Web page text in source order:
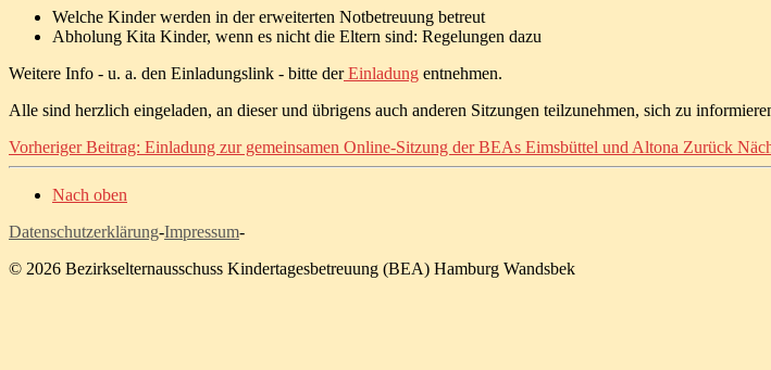
Welche Kinder werden in der erweiterten Notbetreuung betreut
Abholung Kita Kinder, wenn es nicht die Eltern sind: Regelungen dazu
Weitere Info - u. a. den Einladungslink - bitte derEinladung entnehmen.
Alle sind herzlich eingeladen, an dieser und übrigens auch anderen Sitzungen teilzunehmen, sich zu
Vorheriger Beitrag: Einladung zur gemeinsamen Online-Sitzung der BEAs Eimsbüttel und Altona Zurück
Nach oben
Datenschutzerklärung-Impressum-
© 2026 Bezirkselternausschuss Kindertagesbetreuung (BEA) Hamburg Wandsbek